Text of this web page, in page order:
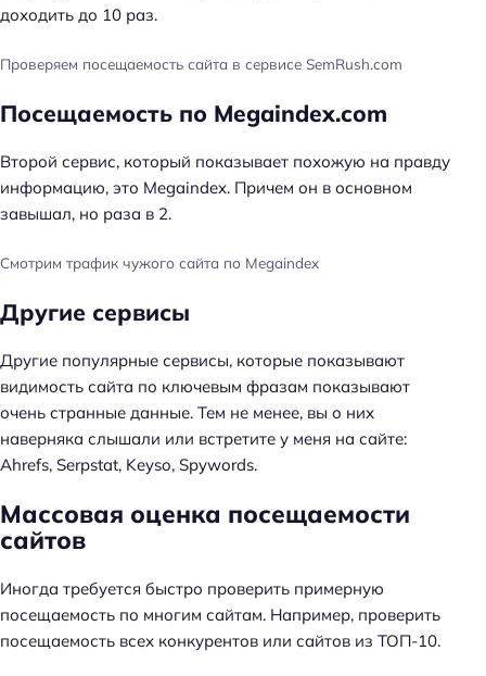
доходить до 10 раз.
Проверяем посещаемость сайта в сервисе SemRush.com
Посещаемость по Megaindex.com
Второй сервис, который показывает похожую на правду
информацию, это Megaindex. Причем он в основном
завышал, но раза в 2.
Смотрим трафик чужого сайта по Megaindex
Другие сервисы
Другие популярные сервисы, которые показывают
видимость сайта по ключевым фразам показывают
очень странные данные. Тем не менее, вы о них
наверняка слышали или встретите у меня на сайте:
Ahrefs, Serpstat, Keyso, Spywords.
Массовая оценка посещаемости
сайтов
Иногда требуется быстро проверить примерную
посещаемость по многим сайтам. Например, проверить
посещаемость всех конкурентов или сайтов из ТОП-10.